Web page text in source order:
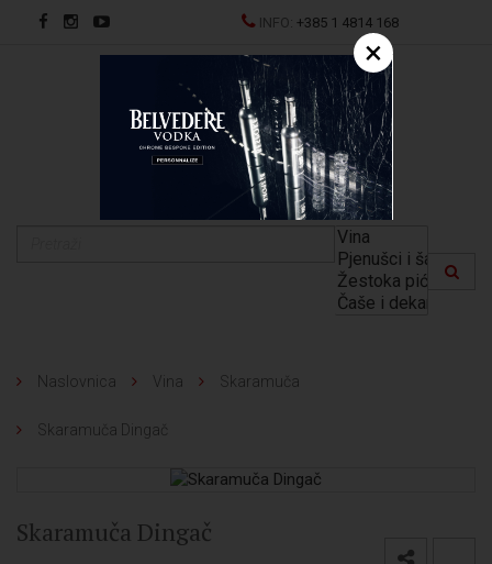
INFO:+385 1 4814 168
EN
Naslovnica Vina Skaramuča
Skaramuča Dingač
Skaramuča Dingač
×